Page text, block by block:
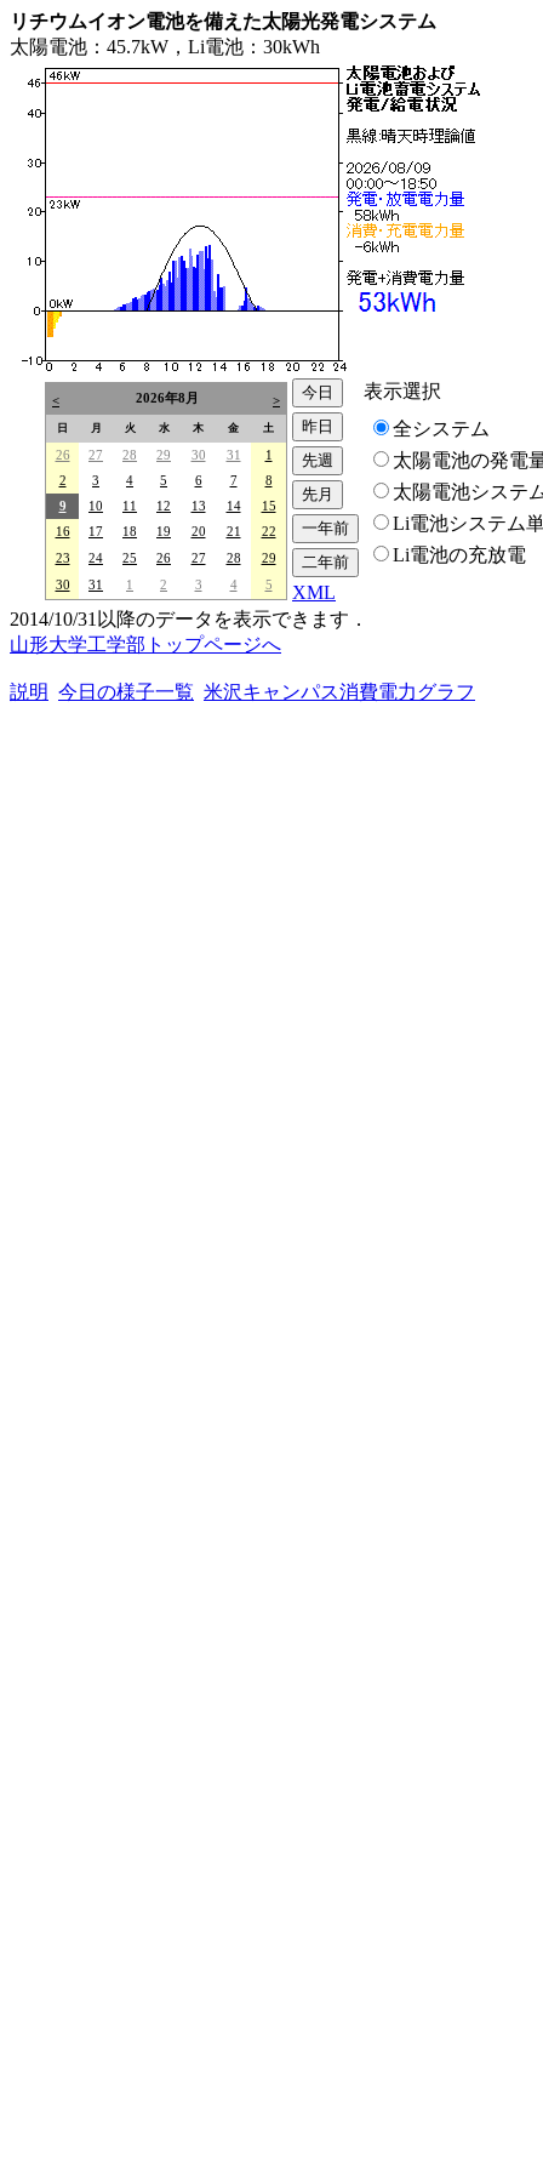
リチウムイオン電池を備えた太陽光発電システム
太陽電池：45.7kW，Li電池：30kWh
< 2026年8月 >
日 月 火 水 木 金 土
26 27 28 29 30 31
1
2
3 4 5 6 7
8
9
10 11 12 13 14
15
16
17 18 19 20 21
22
23
24 25 26 27 28
29
30
31 1 2 3 4 5
表示選択
全システム
太陽電池の発電
太陽電池システ
Li電池システム
Li電池の充放電
XML
2014/10/31以降のデータを表示できます．
山形大学工学部トップページへ
説明 今日の様子一覧 米沢キャンパス消費電力グラフ